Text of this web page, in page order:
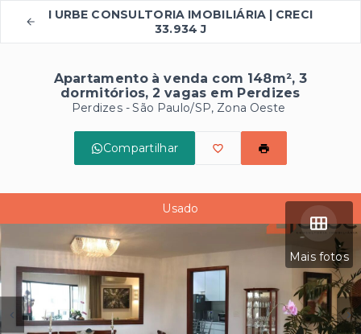
I URBE CONSULTORIA IMOBILIÁRIA | CRECI
33.934 J
Apartamento à venda com 148m², 3
dormitórios, 2 vagas em Perdizes
Perdizes - São Paulo/SP, Zona Oeste
Compartilhar
Mais fotos
Usado